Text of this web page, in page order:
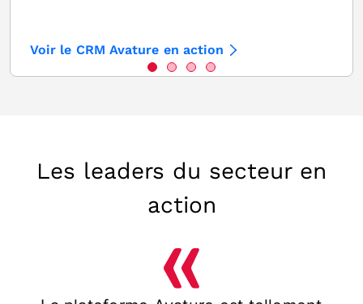
Voir le CRM Avature en action
Les leaders du secteur en
action